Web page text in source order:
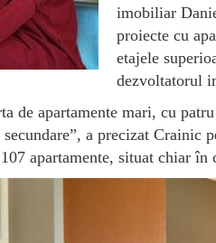
imobiliar
proiecte cu
etajele
dezvoltatorul
de apartamente mari, cu
secundare”, a precizat Crainic
apartamente, situat chiar în